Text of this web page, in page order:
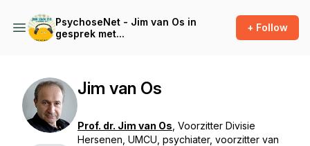
PsychoseNet - Jim van Os in
gesprek met...
+ Follow
Jim van Os
Prof. dr. Jim van Os Voorzitter Divisie
Hersenen, UMCU, psychiater, voorzitter van